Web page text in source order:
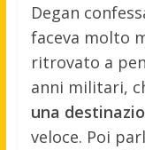
Degan
faceva molto
ritrovato a
anni militari,
una
veloce. Poi